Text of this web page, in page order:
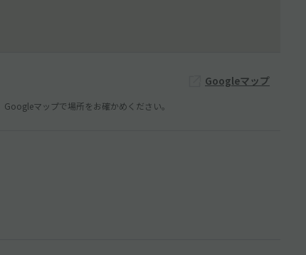
Googleマップ
マップで場所をお確かめください。